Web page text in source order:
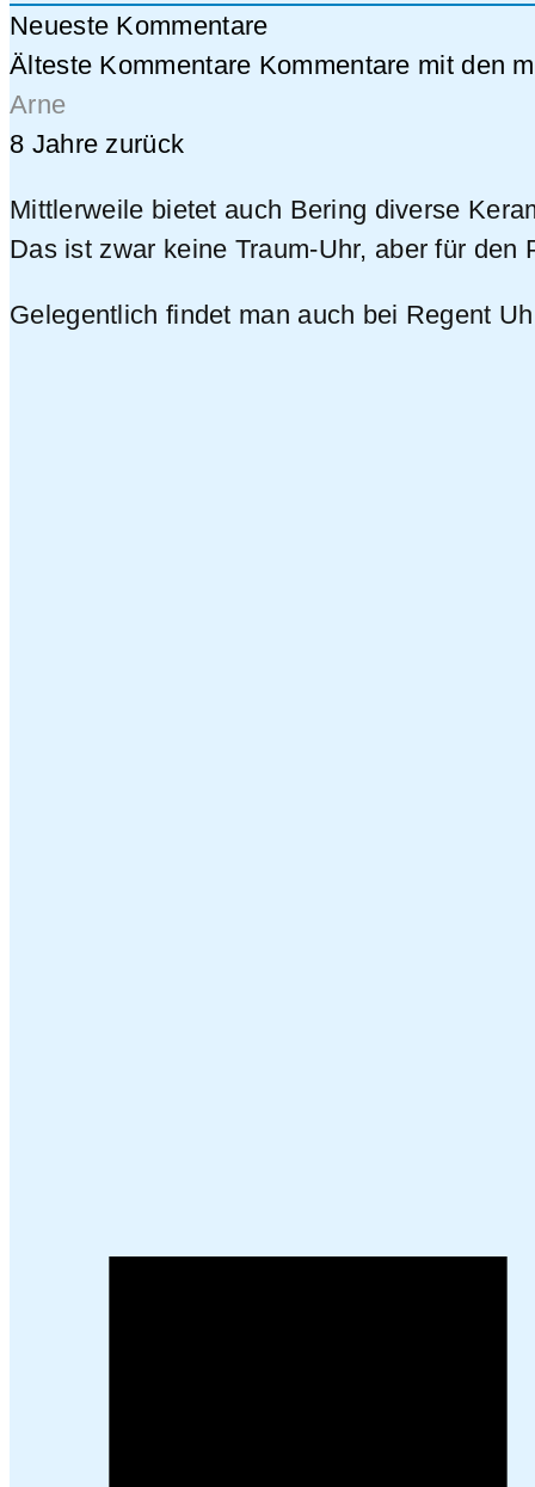
Neueste Kommentare
Älteste Kommentare Kommentare mit den
Arne
8 Jahre zurück
Mittlerweile bietet auch Bering diverse
Das ist zwar keine Traum-Uhr, aber für
Gelegentlich findet man auch bei Regent